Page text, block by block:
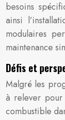
besoins
ainsi
modulaires
maintenance
Défis et
Malgré les
à relever pour
combustible